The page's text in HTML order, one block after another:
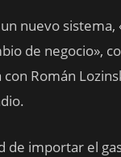
nuevo sistema,
de negocio»,
Román
de importar el